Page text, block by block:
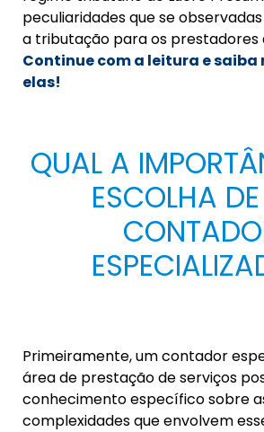
peculiaridades que se
a tributação para os prestadores
Continue com a leitura e saiba
elas!
QUAL A
ESCOLHA
Primeiramente, um contador
área de prestação de serviços
conhecimento específico sobre
complexidades que envolvem